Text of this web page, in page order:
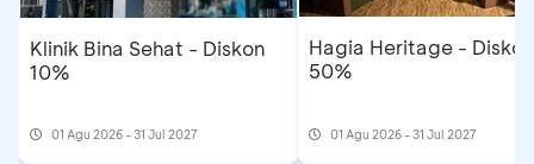
Klinik Bina Sehat - Diskon
10%
01 Agu 2026 - 31 Jul 2027
Hagia Heritage - Diskon
50%
01 Agu 2026 - 31 Jul 2027